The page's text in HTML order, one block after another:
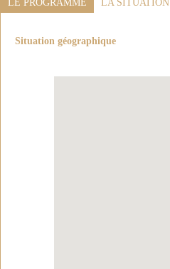
LE PROGRAMME LA SITUATION
Situation géographique